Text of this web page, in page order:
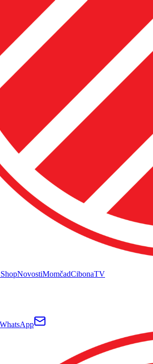
NovostiMomčadCibonaTV